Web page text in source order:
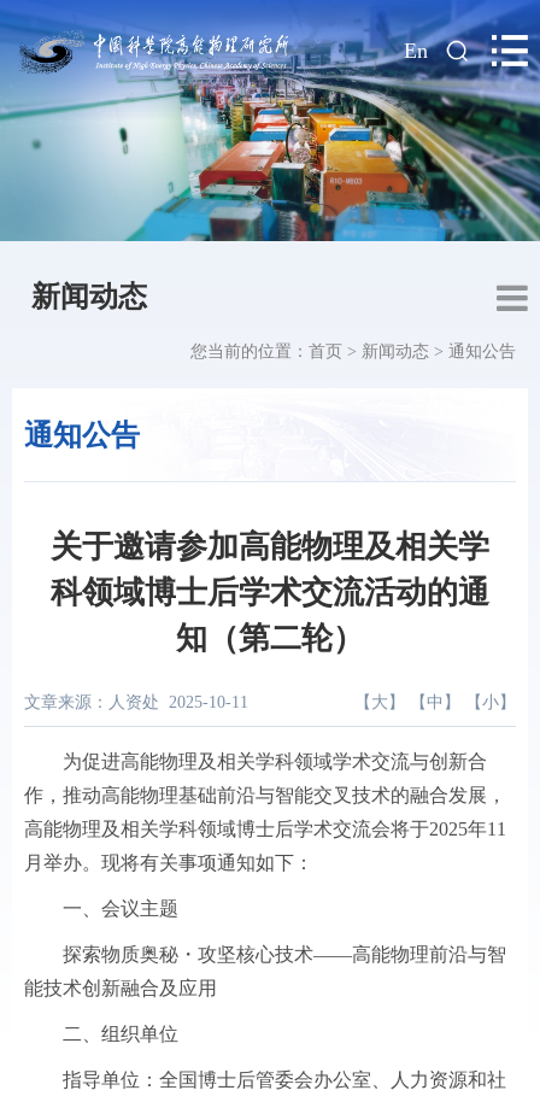
| En
新闻动态
通知公告
您当前的位置： 首页 > 新闻动态 > 通知公告
关于邀请参加高能物理及相关学
科领域博士后学术交流活动的通
知（第二轮）
文章来源：人资处 2025-10-11 【 大 】 【 中 】 【 小 】
为促进高能物理及相关学科领域学术交流与创新合
作，推动高能物理基础前沿与智能交叉技术的融合发展，
高能物理及相关学科领域博士后学术交流会将于2025年11
月举办。现将有关事项通知如下：
一、会议主题
探索物质奥秘・攻坚核心技术——高能物理前沿与智
能技术创新融合及应用
二、组织单位
指导单位：全国博士后管委会办公室、人力资源和社